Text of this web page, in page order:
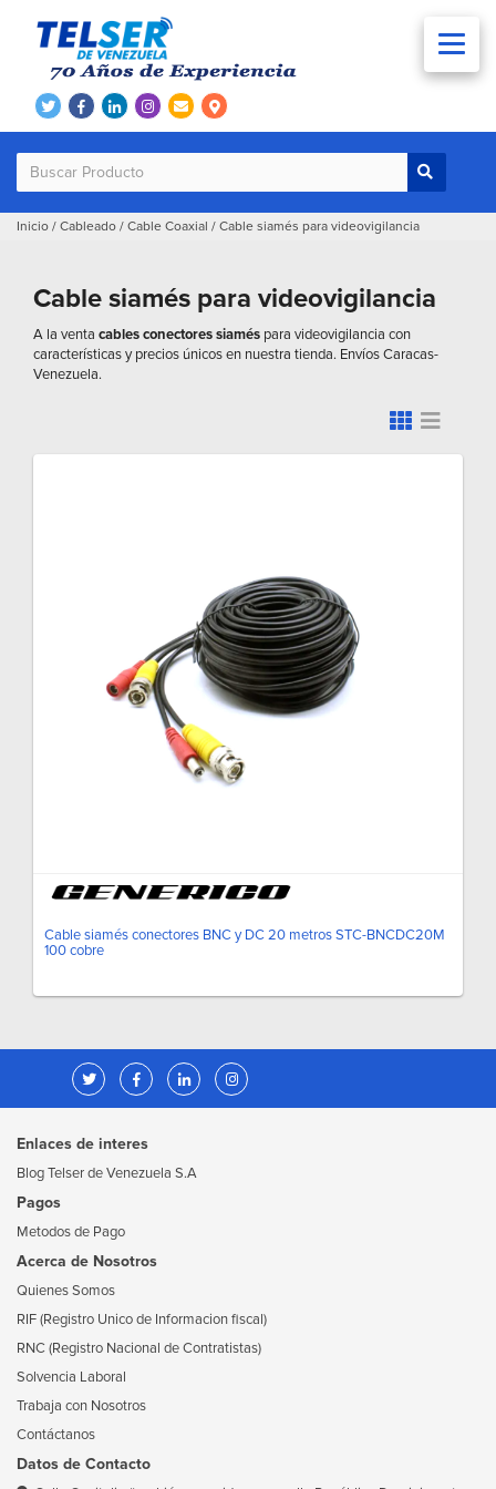
Inicio / Cableado / Cable Coaxial / Cable siamés para videovigilancia
Cable siamés para videovigilancia
A la venta cables conectores siamés para videovigilancia con
características y precios únicos en nuestra tienda. Envíos Caracas-
Venezuela.
Cable siamés conectores BNC y DC 20 metros STC-BNCDC20M
100 cobre
Enlaces de interes
Blog Telser de Venezuela S.A
Pagos
Metodos de Pago
Acerca de Nosotros
Quienes Somos
RIF (Registro Unico de Informacion fiscal)
RNC (Registro Nacional de Contratistas)
Solvencia Laboral
Trabaja con Nosotros
Contáctanos
Datos de Contacto